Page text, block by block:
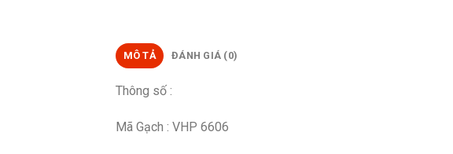
MÔ TẢ ĐÁNH GIÁ (0)
Thông số :
Mã Gạch : VHP 6606